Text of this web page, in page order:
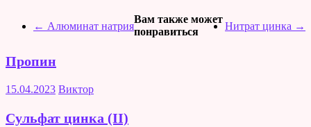
← Алюминат натрия Нитрат цинка →
Вам также может
понравиться
Пропин
15.04.2023 Виктор
Сульфат цинка (II)